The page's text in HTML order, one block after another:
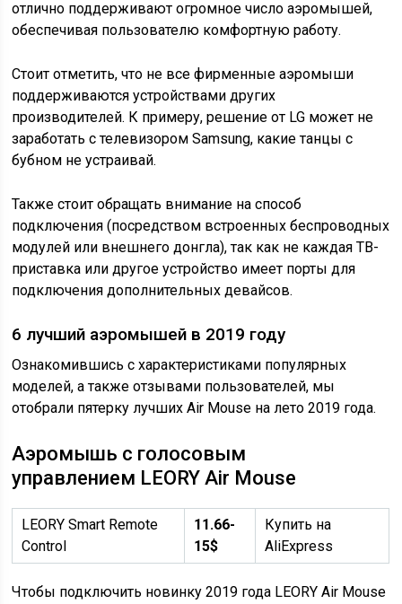
отлично поддерживают огромное число аэромышей,
обеспечивая пользователю комфортную работу.
Стоит отметить, что не все фирменные аэромыши
поддерживаются устройствами других
производителей. К примеру, решение от LG может не
заработать с телевизором Samsung, какие танцы с
бубном не устраивай.
Также стоит обращать внимание на способ
подключения (посредством встроенных беспроводных
модулей или внешнего донгла), так как не каждая ТВ-
приставка или другое устройство имеет порты для
подключения дополнительных девайсов.
6 лучший аэромышей в 2019 году
Ознакомившись с характеристиками популярных
моделей, а также отзывами пользователей, мы
отобрали пятерку лучших Air Mouse на лето 2019 года.
Аэромышь с голосовым
управлением LEORY Air Mouse
LEORY Smart Remote
Control
11.66-
15$
Купить на
AliExpress
Чтобы подключить новинку 2019 года LEORY Air Mouse